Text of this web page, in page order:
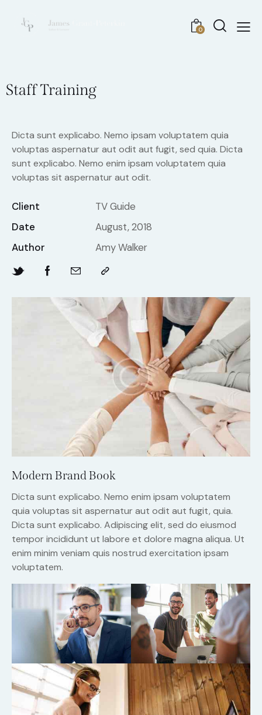
0
Staff Training
Modern Brand Book
Dicta sunt explicabo. Nemo enim ipsam voluptatem
quia voluptas sit aspernatur aut odit aut fugit, quia.
Dicta sunt explicabo. Adipiscing elit, sed do eiusmod
tempor incididunt ut labore et dolore magna aliqua. Ut
enim minim veniam quis nostrud exercitation ipsam
voluptatem.
Dicta sunt explicabo. Nemo ipsam voluptatem quia
voluptas aspernatur aut odit aut fugit, sed quia. Dicta
sunt explicabo. Nemo enim ipsam voluptatem quia
voluptas sit aspernatur aut odit.
Client
TV Guide
Date
August, 2018
Author
Amy Walker